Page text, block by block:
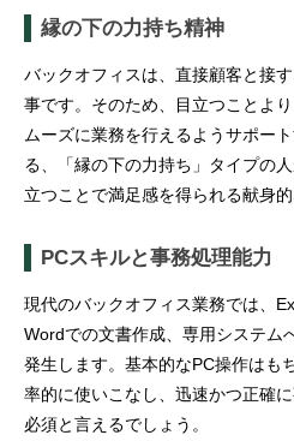
縁の下の力持ち精神
バックオフィスは、直接顧客と接
事です。そのため、目立つことよ
ムーズに業務を行えるようサポー
る、「縁の下の力持ち」タイプの
立つことで満足感を得られる献身的
PCスキルと事務処理能力
現代のバックオフィス業務では、
Wordでの文書作成、専用システム
発生します。基本的なPC操作はも
率的に使いこなし、迅速かつ正確
必須と言えるでしょう。